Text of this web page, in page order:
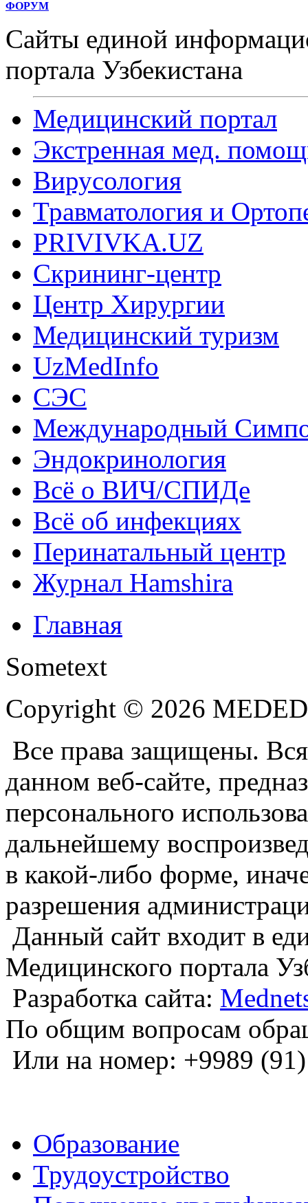
ФОРУМ
Сайты единой
портала Узбекистана
Медицинский портал
Экстренная мед.
Вирусология
Травматология и
PRIVIVKA.UZ
Скрининг-центр
Центр Хирургии
Медицинский туризм
UzMedInfo
СЭС
Международный
Эндокринология
Всё о ВИЧ/СПИДе
Всё об инфекциях
Перинатальный центр
Журнал Hamshira
Главная
Sometext
Copyright © 2026
Все права защищены.
данном веб-сайте,
персонального
дальнейшему
в какой-либо форме,
разрешения
Данный сайт входит в
Медицинского портала
Разработка сайта:
По общим вопросам
Или на номер: +9989
Образование
Трудоустройство